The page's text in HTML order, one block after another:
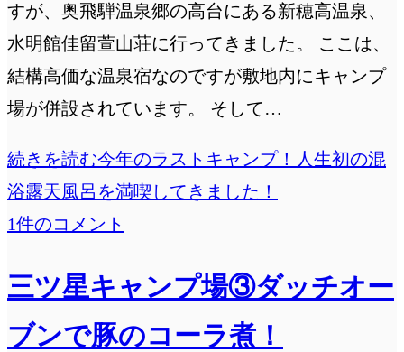
すが、奥飛騨温泉郷の高台にある新穂高温泉、
水明館佳留萱山荘に行ってきました。 ここは、
結構高価な温泉宿なのですが敷地内にキャンプ
場が併設されています。 そして…
続きを読む今年のラストキャンプ！人生初の混
浴露天風呂を満喫してきました！
1件のコメント
三ツ星キャンプ場③ダッチオー
ブンで豚のコーラ煮！